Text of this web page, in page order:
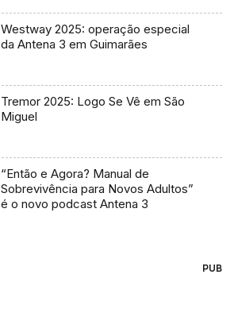
Westway 2025: operação especial
da Antena 3 em Guimarães
Tremor 2025: Logo Se Vê em São
Miguel
“Então e Agora? Manual de
Sobrevivência para Novos Adultos”
é o novo podcast Antena 3
PUB